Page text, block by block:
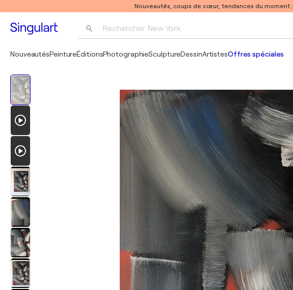
Nouveautés, coups de cœur, tendances du moment :
Rechercher New York
Pablo Picasso
NouveautésPeintureÉditionsPhotographieSculptureDessinArtistesOffres spéciales